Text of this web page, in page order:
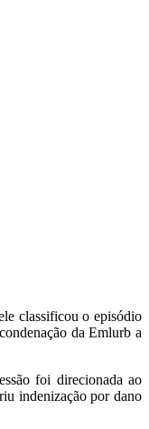
classificou o episódio
da Emlurb a
foi direcionada ao
indenização por dano